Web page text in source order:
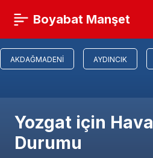
Boyabat Manşet
AKDAĞMADENI AYDINCIK
Yozgat için Hava
Durumu